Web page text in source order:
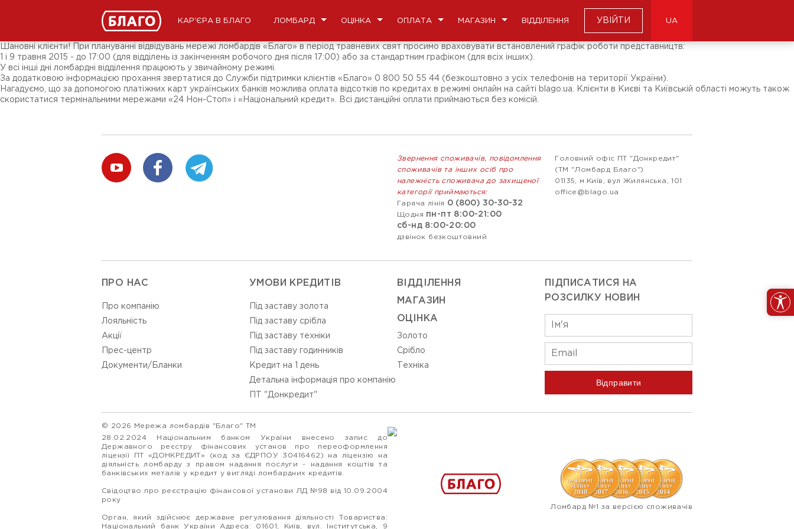
КАР'ЄРА В БЛАГО ЛОМБАРД ОЦІНКА ОПЛАТА МАГАЗИН ВІДДІЛЕННЯ УВІЙТИ UA
Подписчикам соц-сетей
Шановні клієнти! При плануванні відвідувань мережі ломбардів «Благо» в період травневих свят просимо враховувати встановлений графік роботи представництв:
1 і 9 травня 2015 - до 17:00 (для відділень із закінченням робочого дня після 17:00) або за стандартним графіком (для всіх інших).
У всі інші дні ломбардні відділення працюють у звичайному режимі.
За додатковою інформацією прохання звертатися до Служби підтримки клієнтів «Благо» 0 800 50 55 44 (безкоштовно з усіх телефонів на території України).
Нагадуємо, що за допомогою платіжних карт українських банків можлива оплата відсотків по кредитах в режимі онлайн на сайті blago.ua. Клієнти в Києві та Київській області можуть також
скористатися термінальними мережами «24 Нон-Стоп» і «Національний кредит». Всі дистанційні оплати приймаються без комісій.
Звернення споживачів, повідомлення
споживачів та інших осіб про
належність споживача до захищеної
категорії приймаються:
Гаряча лінія
0 (800) 30-30-32
Щодня пн-пт 8:00-21:00
сб-нд 8:00-20:00
дзвінок безкоштовний
Головний офіс ПТ "Донкредит"
(ТМ "Ломбард Благо")
01135, м.Київ, вул Жилянська, 101
office@blago.ua
ПРО НАС
Про компанію
Лояльність
Акції
Прес-центр
Документи/Бланки
УМОВИ КРЕДИТІВ
Під заставу золота
Під заставу срібла
Під заставу техніки
Під заставу годинників
Кредит на 1 день
Детальна інформація про компанію
ПТ "Донкредит"
ВIДДIЛЕННЯ
МАГАЗИН
ОЦIНКА
Золото
Срiбло
Технiка
ПІДПИСАТИСЯ НА
РОЗСИЛКУ НОВИН
Відправити
© 2026 Мережа ломбардів "Благо" ТМ
28.02.2024 Національним банком України внесено запис до
Державного реєстру фінансових установ про переоформлення
ліцензії ПТ «ДОНКРЕДИТ» (код за ЄДРПОУ 30416462) на ліцензію на
діяльність ломбарду з правом надання послуги - надання коштів та
банківських металів у кредит у вигляді ломбардних кредитів.
Свідоцтво про реєстрацію фінансової установи ЛД №98 від 10.09.2004
року
Орган, який здійснює державне регулювання діяльності Товариства:
Національний банк України Адреса: 01601, Київ, вул. Інститутська, 9
Ломбард №1 за версією споживачів